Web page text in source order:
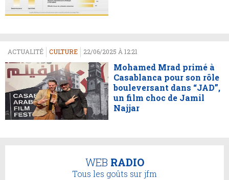
ACTUALITÉ CULTURE 22/06/2025 À 12:21
Mohamed Mrad primé à
Casablanca pour son rôle
bouleversant dans “JAD”,
un film choc de Jamil
Najjar
WEB RADIO
Tous les goûts sur jfm